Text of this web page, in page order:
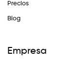
Precios
Blog
Empresa